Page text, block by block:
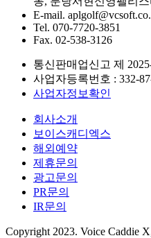
E-mail.
Tel. 070-7720-3851
Fax. 02-538-3126
통신판매업신고 제
사업자등록번호 : 332-
사업자정보확인
회사소개
보이스캐디엑스
해외예약
제휴문의
광고문의
PR문의
IR문의
Copyright 2023. Voice Caddie